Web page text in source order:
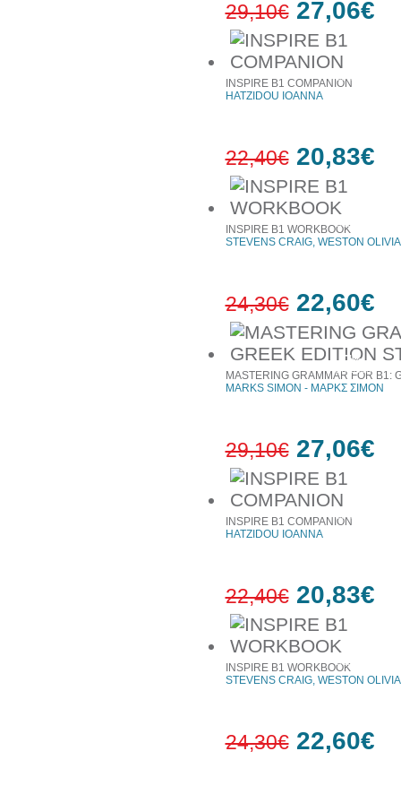
έκπτωση
29,10€ 27,06€
έκπτωση
INSPIRE B1 COMPANION
HATZIDOU IOANNA
22,40€ 20,83€
7%
έκπτωση
INSPIRE B1 WORKBOOK
STEVENS CRAIG, WESTON OLIVIA
24,30€ 22,60€
έκπτωση
MASTERING GRAMMAR FOR B1:
MARKS SIMON - ΜΑΡΚΣ ΣΙΜΟΝ
29,10€ 27,06€
έκπτωση
INSPIRE B1 COMPANION
HATZIDOU IOANNA
22,40€ 20,83€
INSPIRE B1 WORKBOOK
STEVENS CRAIG, WESTON OLIVIA
24,30€ 22,60€